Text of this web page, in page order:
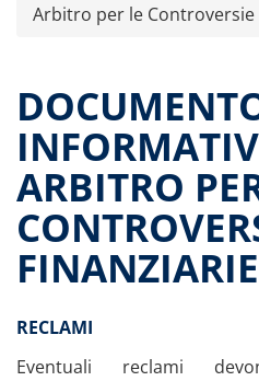
Press release
Governance
Fund Governance
Documento
Controversie
Purchase/Sale of
Obligatory advertising
Documents
Contacts
All documents
Arbitro per le Controversie
ARBITRO
RECLAMI
Eventuali reclami